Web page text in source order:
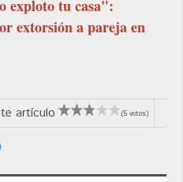
exploto tu casa":
extorsión a pareja en
artículo (5 votos)